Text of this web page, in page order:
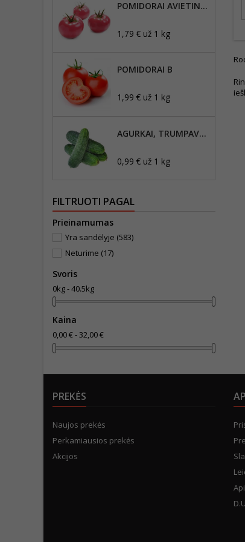
POMIDORAI AVIETINIAI BB
1,79 € už 1 kg
POMIDORAI B
1,99 € už 1 kg
AGURKAI, TRUMPAVAISIAI
0,99 € už 1 kg
FILTRUOTI PAGAL
Prieinamumas
Yra sandėlyje (583)
Neturime (17)
Svoris
0kg - 40.5kg
Kaina
0,00 € - 32,00 €
PREKĖS
Naujos prekės
Perkamiausios prekės
Akcijos